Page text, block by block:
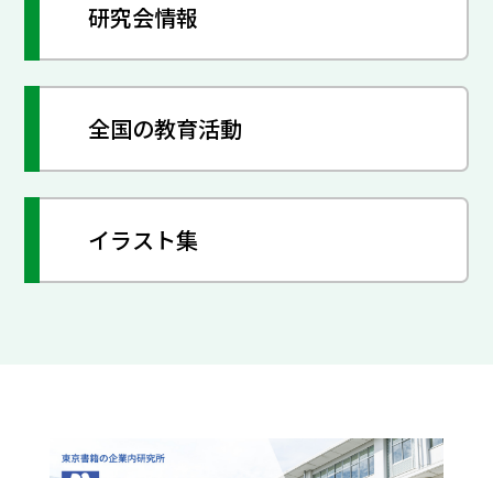
研究会情報
全国の教育活動
イラスト集